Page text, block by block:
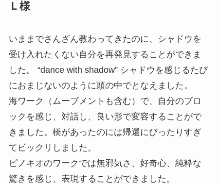
Ｌ様
いままでさんざん教わってきたのに、シャドウを
受け入れたくない自分を再発見することができま
した。 “dance with shadow” シャドウを感じるたび
におまじないのように頭の中でとなえました。
海ワーク（ムーブメントも含む）で、自分のブロ
ックを感じ、対話し、良い形で変容することがで
きました。橋があったのには帰還にぴったりすぎ
てビックリしました。
ピノキオのワークでは無邪気さ、好奇心、純粋な
驚きを感じ、表現することができました。